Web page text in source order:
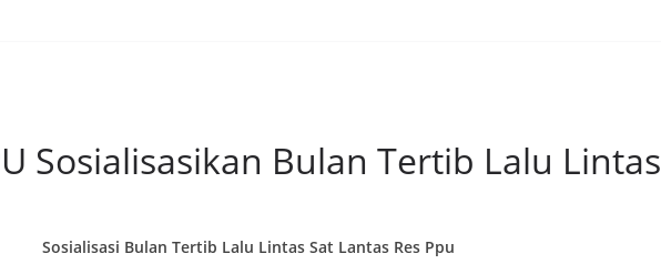
Sosialisasikan Bulan Tertib Lalu Lintas
Sosialisasi Bulan Tertib Lalu Lintas Sat Lantas Res Ppu